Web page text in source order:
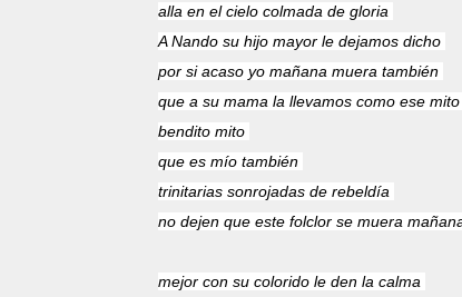
alla en el cielo colmada de gloria
A Nando su hijo mayor le dejamos dicho
por si acaso yo mañana muera también
que a su mama la llevamos como ese mito
bendito mito
que es mío también
trinitarias sonrojadas de rebeldía
no dejen que este folclor se muera
mejor con su colorido le den la calma